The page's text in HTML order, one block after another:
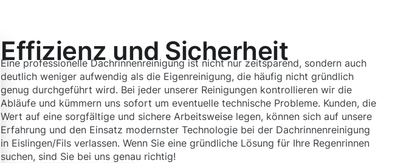
Effizienz und Sicherheit
Eine professionelle Dachrinnenreinigung ist nicht nur zeitsparend, sondern auch
deutlich weniger aufwendig als die Eigenreinigung, die häufig nicht gründlich
genug durchgeführt wird. Bei jeder unserer Reinigungen kontrollieren wir die
Abläufe und kümmern uns sofort um eventuelle technische Probleme. Kunden, die
Wert auf eine sorgfältige und sichere Arbeitsweise legen, können sich auf unsere
Erfahrung und den Einsatz modernster Technologie bei der Dachrinnenreinigung
in Eislingen/Fils verlassen. Wenn Sie eine gründliche Lösung für Ihre Regenrinnen
suchen, sind Sie bei uns genau richtig!